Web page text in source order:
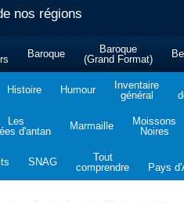
nos régions
Baroque
Baroque
(Grand Format)
Histoire Humour
Inventaire
général
Les
d'antan
Marmaille
Moissons
Noires
SNAG
Tout
comprendre
Pays